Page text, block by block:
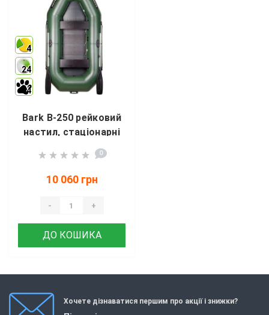
4
24
4
Bark B-250 рейковий
настил, стаціонарні
0
10 060 грн
- +
ДО КОШИКА
Хочете дізнаватися першим про акції і знижки?